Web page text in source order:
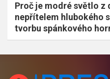
Proč je modré světlo z
nepřítelem hlubokého
tvorbu spánkového